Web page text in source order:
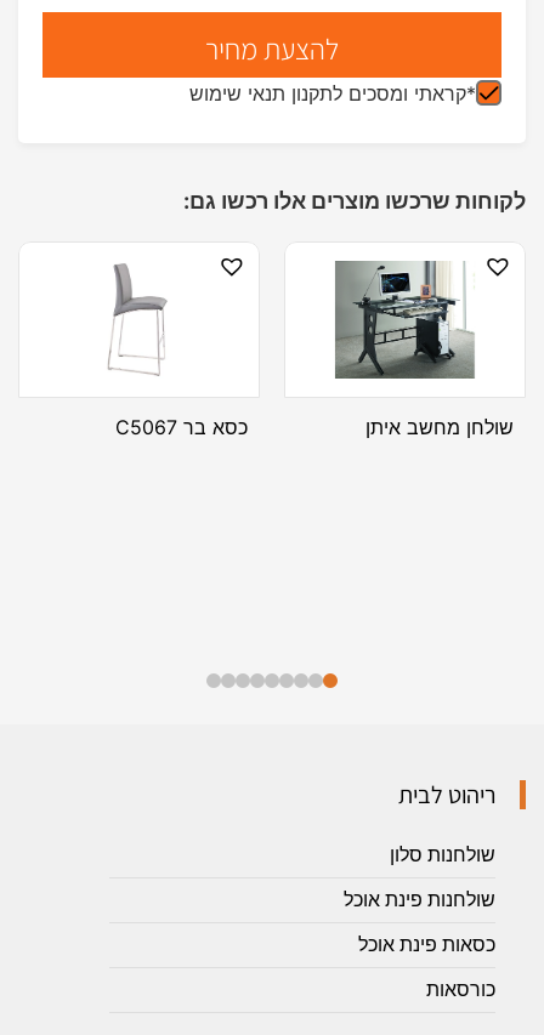
*קראתי ומסכים לתקנון תנאי שימוש
לקוחות שרכשו מוצרים אלו רכשו גם:
שולחן מחשב איתן כסא בר C5067
ריהוט לבית
שולחנות סלון
שולחנות פינת אוכל
כסאות פינת אוכל
כורסאות